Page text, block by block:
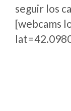
seguir los
[webcams